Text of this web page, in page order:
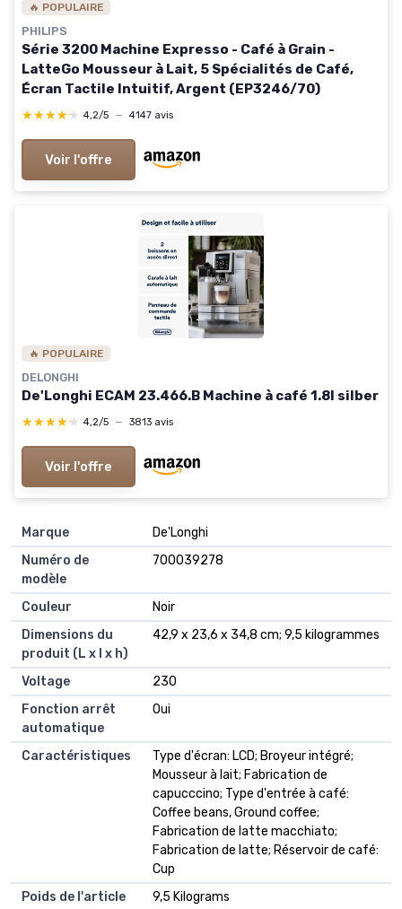
🔥 POPULAIRE
PHILIPS
Série 3200 Machine Expresso - Café à Grain -
LatteGo Mousseur à Lait, 5 Spécialités de Café,
Écran Tactile Intuitif, Argent (EP3246/70)
★★★★★
★★★★★ 4,2/5 — 4147 avis
Voir l'offre
🔥 POPULAIRE
DELONGHI
De'Longhi ECAM 23.466.B Machine à café 1.8l silber
★★★★★
★★★★★ 4,2/5 — 3813 avis
Voir l'offre
Marque
‎De'Longhi
Numéro de
modèle
‎700039278
Couleur
‎Noir
Dimensions du
produit (L x l x h)
‎42,9 x 23,6 x 34,8 cm; 9,5 kilogrammes
Voltage
‎230
Fonction arrêt
automatique
‎Oui
Caractéristiques
‎Type d'écran: LCD; Broyeur intégré;
Mousseur à lait; Fabrication de
capucccino; Type d'entrée à café:
Coffee beans, Ground coffee;
Fabrication de latte macchiato;
Fabrication de latte; Réservoir de café:
Cup
Poids de l'article
‎9,5 Kilograms